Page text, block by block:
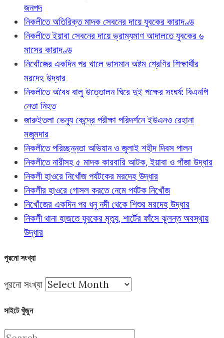
জনপদ
নিকলীতে অতিরিক্ত মাদক সেবনের দায়ে যুবকের কারাদণ্ড
নিকলীতে ইয়াবা সেবনের দায়ে ভ্রাম্যমাণ আদালতে যুবকের ৬
মাসের কারাদণ্ড
নিখোঁজের একদিন পর খালে ভাসমান অষ্টম শ্রেণির শিক্ষার্থীর
মরদেহ উদ্ধার
নিকলীতে অবৈধ বালু উত্তোলন ঘিরে দুই পক্ষের সংঘর্ষ: বিএনপি
নেতা নিহত
জারুইতলা ভেন্যু কেন্দ্রে পরীক্ষা পরিদর্শনে ইউএনও রেহানা
মজুমদার
নিকলীতে পরিচ্ছন্নতা অভিযান ও জুলাই শহীদ দিবস পালন
নিকলীতে নারীসহ ৫ মাদক কারবারি আটক, ইয়াবা ও গাঁজা উদ্ধার
নিকলী হাওরে নিখোঁজ পর্যটকের মরদেহ উদ্ধার
নিকলীর হাওরে গোসল করতে নেমে পর্যটক নিখোঁজ
নিখোঁজের একদিন পর ধনু নদী থেকে শিশুর মরদেহ উদ্ধার
নিকলী থানা হাজতে যুবকের মৃত্যু, শার্টের ফাঁসে ঝুলন্ত অবস্থায়
উদ্ধার
পুরনো সংখ্যা
পুরনো সংখ্যা
সাইটে খুঁজুন